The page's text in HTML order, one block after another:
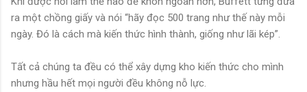
ra một chồng giấy và nói “hãy đọc 500 trang như thế này mỗi
ngày. Đó là cách mà kiến thức hình thành, giống như lãi kép”.
Tất cả chúng ta đều có thể xây dựng kho kiến thức cho mình
nhưng hầu hết mọi người đều không nỗ lực.